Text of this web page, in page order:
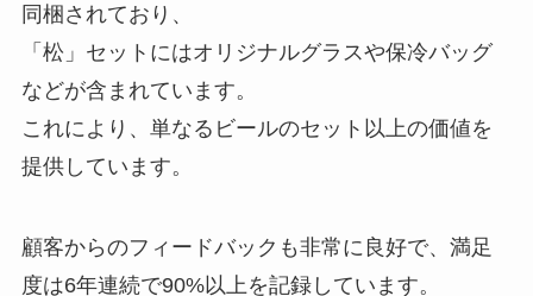
同梱されており、
「松」セットにはオリジナルグラスや保冷バッグ
などが含まれています。
これにより、単なるビールのセット以上の価値を
提供しています。
顧客からのフィードバックも非常に良好で、満足
度は6年連続で90%以上を記録しています。